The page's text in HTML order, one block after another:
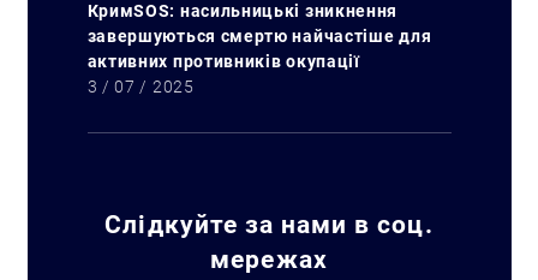
КримSOS: насильницькі зникнення
завершуються смертю найчастіше для
активних противників окупації
3 / 07 / 2025
Слідкуйте за нами в соц.
мережах